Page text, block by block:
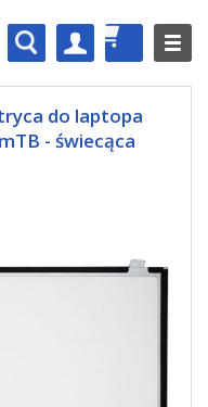
do laptopa
- świecąca